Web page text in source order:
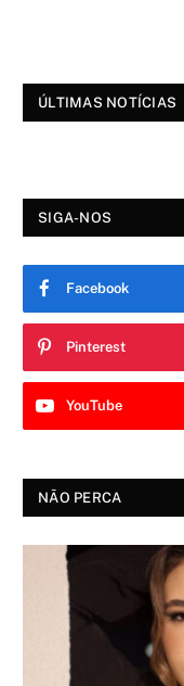
ÚLTIMAS NOTÍCIAS
SIGA-NOS
Facebook
Pinterest
YouTube
NÃO PERCA